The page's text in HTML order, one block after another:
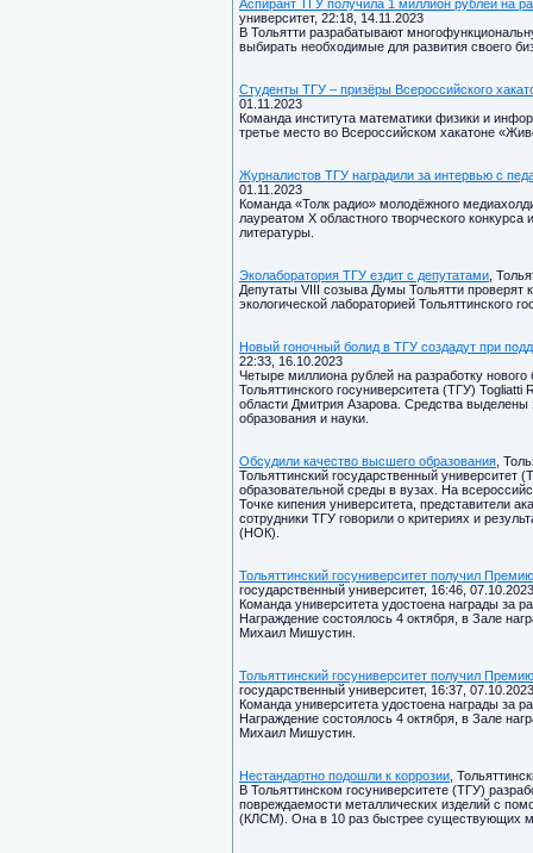
Аспирант ТГУ получила 1 миллион рублей на
университет, 22:18, 14.11.2023
В Тольятти разрабатывают
выбирать необходимые для развития своего
Студенты ТГУ – призёры Всероссийского
01.11.2023
Команда института математики физики и
третье место во Всероссийском хакатоне
Журналистов ТГУ наградили за интервью с
01.11.2023
Команда «Толк радио» молодёжного
лауреатом X областного творческого
литературы.
Эколаборатория ТГУ ездит с депутатами ,
Депутаты VIII созыва Думы Тольятти проверят
экологической лабораторией Тольяттинского
Новый гоночный болид в ТГУ создадут при
22:33, 16.10.2023
Четыре миллиона рублей на разработку
Тольяттинского госуниверситета (ТГУ)
области Дмитрия Азарова. Средства выделены
образования и науки.
Обсудили качество высшего образования ,
Тольяттинский государственный университет
образовательной среды в вузах. На
Точке кипения университета, представители
сотрудники ТГУ говорили о критериях и
(НОК).
Тольяттинский госуниверситет получил
государственный университет, 16:46, 07.10.2023
Команда университета удостоена награды за
Награждение состоялось 4 октября, в Зале
Михаил Мишустин.
Тольяттинский госуниверситет получил
государственный университет, 16:37, 07.10.2023
Команда университета удостоена награды за
Награждение состоялось 4 октября, в Зале
Михаил Мишустин.
Нестандартно подошли к коррозии ,
В Тольяттинском госуниверситете (ТГУ)
повреждаемости металлических изделий с
(КЛСМ). Она в 10 раз быстрее существующих